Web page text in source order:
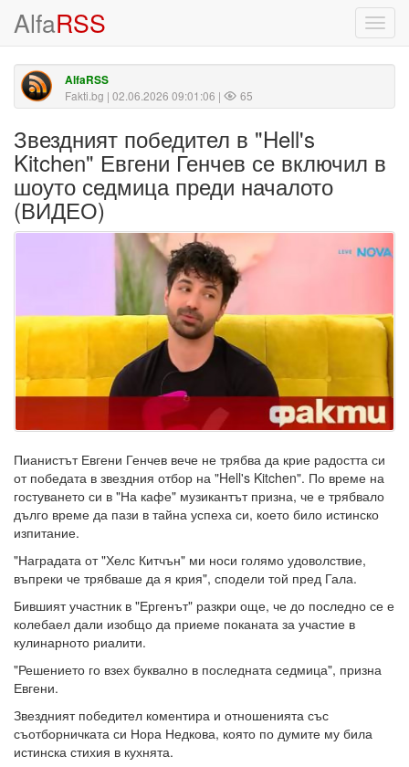
AlfaRSS
AlfaRSS
Fakti.bg | 02.06.2026 09:01:06 | 65
Звездният победител в "Hell's
Kitchen" Евгени Генчев се включил в
шоуто седмица преди началото
(ВИДЕО)
Пианистът Евгени Генчев вече не трябва да крие радостта си
от победата в звездния отбор на "Hell's Kitchen". По време на
гостуването си в "На кафе" музикантът призна, че е трябвало
дълго време да пази в тайна успеха си, което било истинско
изпитание.
"Наградата от "Хелс Китчън" ми носи голямо удоволствие,
въпреки че трябваше да я крия", сподели той пред Гала.
Бившият участник в "Ергенът" разкри още, че до последно се е
колебаел дали изобщо да приеме поканата за участие в
кулинарното риалити.
"Решението го взех буквално в последната седмица", призна
Евгени.
Звездният победител коментира и отношенията със
съотборничката си Нора Недкова, която по думите му била
истинска стихия в кухнята.